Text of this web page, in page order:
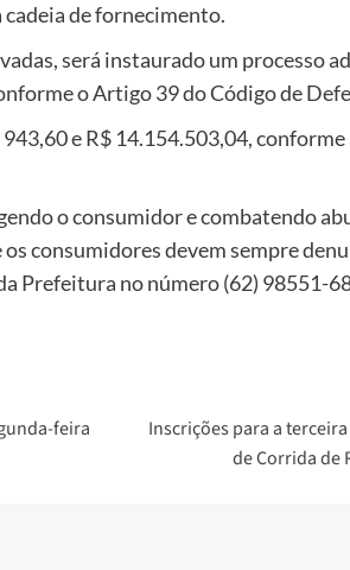
de fornecimento.
será instaurado um processo
o Artigo 39 do Código de
e R$ 14.154.503,04,
o consumidor e combatendo
consumidores devem sempre
Prefeitura no número (62) 98551-
feira
Inscrições para a
de Corrida de